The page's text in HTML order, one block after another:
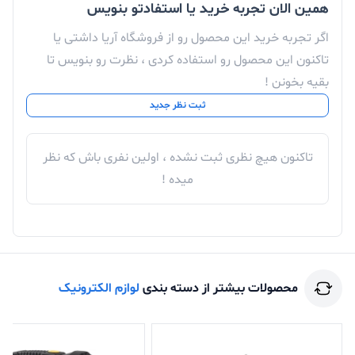
باتری و روشن کردن انواع گوشی میباشد و این منبع تغذیه
مناسب برای تعمیرکاران کامپیوتر ولپ‌تاپ . تعمیرات لوازم
خانگی و... می‌تواند مورد استفاده قرار دهید. ولتاژ قابل
همین الان تجربه خرید یا استفادتو بنویس
اگر تجربه خرید این محصول رو از فروشگاه آریا داشتی یا
تاکنون این محصول رو استفاده کردی ، نظرت رو بنویس تا
بقیه بخونن !
ثبت نظر جدید
تاکنون هیچ نظری ثبت نشده ، اولین نفری باش که نظر
میده !
محصولات بیشتر از دسته بندی لوازم الکترونیک